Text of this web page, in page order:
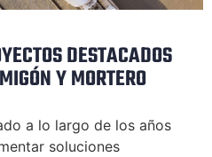
DESTACADOS
Y MORTERO
a lo largo de los años
soluciones